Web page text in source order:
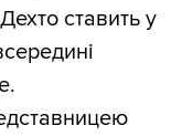
ставить у